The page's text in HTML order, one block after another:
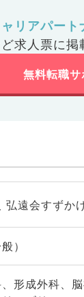
リアパート
求人票に掲
無料転職
弘遠会すずか
）
形成外科、